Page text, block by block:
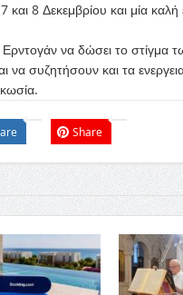
8 Δεκεμβρίου και μία καλή
να δώσει το στίγμα
να συζητήσουν και τα
Share